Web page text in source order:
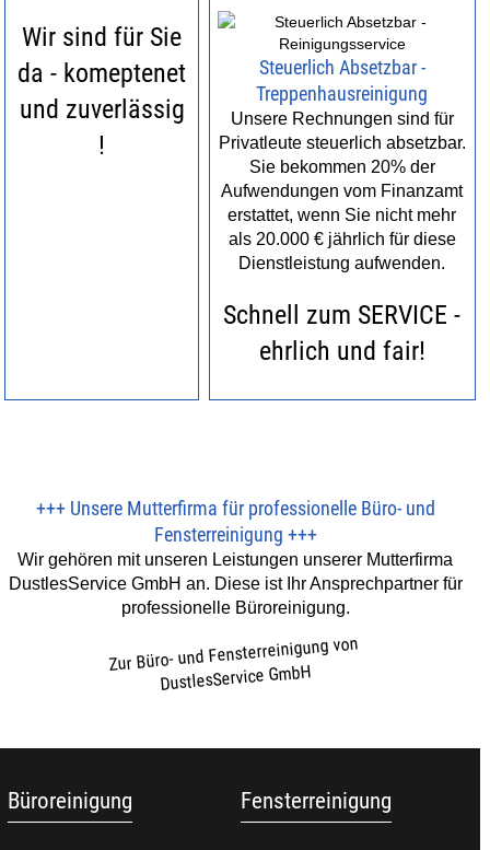
Wir sind für Sie
da - komeptenet
und zuverlässig
!
Steuerlich Absetzbar -
Treppenhausreinigung
Unsere Rechnungen sind für
Privatleute steuerlich absetzbar.
Sie bekommen 20% der
Aufwendungen vom Finanzamt
erstattet, wenn Sie nicht mehr
als 20.000 € jährlich für diese
Dienstleistung aufwenden.
Schnell zum SERVICE -
ehrlich und fair!
+++Unsere Mutterfirma für professionelle Büro- und
Fensterreinigung +++
Wir gehören mit unseren Leistungen unserer Mutterfirma
DustlesService GmbH an. Diese ist Ihr Ansprechpartner für
professionelle Büroreinigung.
Zur Büro- und Fensterreinigung von
DustlesService GmbH
Büroreinigung Fensterreinigung